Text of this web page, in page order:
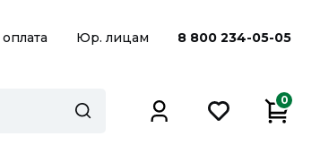
Юр. лицам 8 800 234-05-05
0